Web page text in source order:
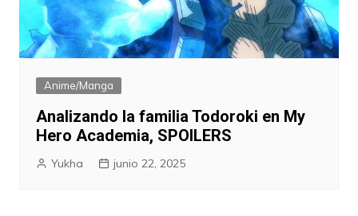
Anime/Manga
Analizando la familia Todoroki en My
Hero Academia, SPOILERS
Yukha junio 22, 2025